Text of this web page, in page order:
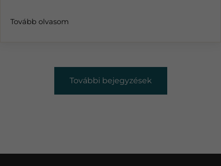
Tovább olvasom
További bejegyzések